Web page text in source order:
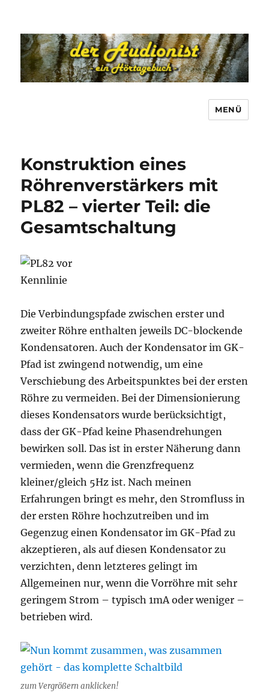
MENÜ
Konstruktion eines
Röhrenverstärkers mit
PL82 – vierter Teil: die
Gesamtschaltung
Die Verbindungspfade zwischen erster und
zweiter Röhre enthalten jeweils DC-blockende
Kondensatoren. Auch der Kondensator im GK-
Pfad ist zwingend notwendig, um eine
Verschiebung des Arbeitspunktes bei der ersten
Röhre zu vermeiden. Bei der Dimensionierung
dieses Kondensators wurde berücksichtigt,
dass der GK-Pfad keine Phasendrehungen
bewirken soll. Das ist in erster Näherung dann
vermieden, wenn die Grenzfrequenz
kleiner/gleich 5Hz ist. Nach meinen
Erfahrungen bringt es mehr, den Stromfluss in
der ersten Röhre hochzutreiben und im
Gegenzug einen Kondensator im GK-Pfad zu
akzeptieren, als auf diesen Kondensator zu
verzichten, denn letzteres gelingt im
Allgemeinen nur, wenn die Vorröhre mit sehr
geringem Strom – typisch 1mA oder weniger –
betrieben wird.
zum Vergrößern anklicken!